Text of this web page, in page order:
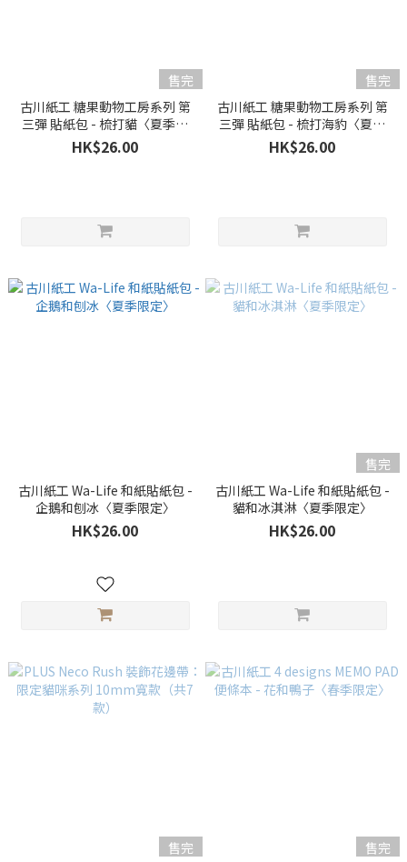
售完
古川紙工 糖果動物工房系列 第
三彈 貼紙包 - 梳打貓〈夏季限
定〉
HK$26.00
售完
古川紙工 糖果動物工房系列 第
三彈 貼紙包 - 梳打海豹〈夏季
限定〉
HK$26.00
古川紙工 Wa-Life 和紙貼紙包 -
企鵝和刨冰〈夏季限定〉
HK$26.00
售完
古川紙工 Wa-Life 和紙貼紙包 -
貓和冰淇淋〈夏季限定〉
HK$26.00
售完
售完